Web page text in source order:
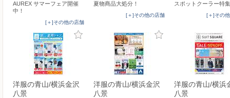
AUREX サマーフェア開催
中！
[＋]その他の店舗
夏物商品大処分！
[＋]その他の店舗
スポットクーラー特集
[＋]その
洋服の青山/横浜金沢
八景
洋服の青山/横浜金沢
八景
洋服の青山/横浜
八景